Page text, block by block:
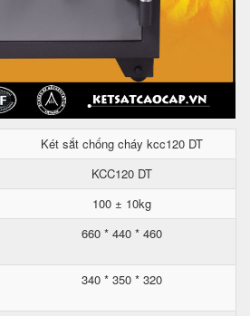
Két sắt chống cháy kcc120 DT
KCC120 DT
100 ± 10kg
660 * 440 * 460
340 * 350 * 320